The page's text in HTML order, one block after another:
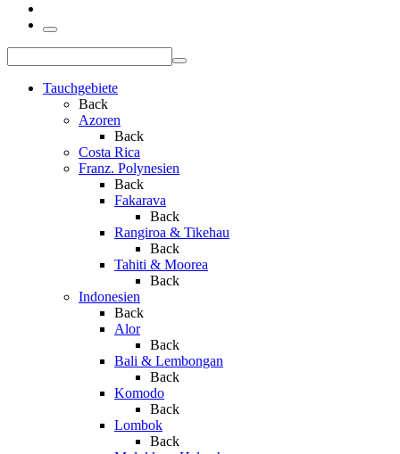
Tauchgebiete
Back
Azoren
Back
Costa Rica
Franz. Polynesien
Back
Fakarava
Back
Rangiroa & Tikehau
Back
Tahiti & Moorea
Back
Indonesien
Back
Alor
Back
Bali & Lembongan
Back
Komodo
Back
Lombok
Back